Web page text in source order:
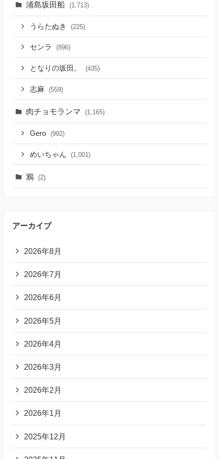
浦島坂田船 (1,713)
うらたぬき (225)
センラ (896)
となりの坂田。 (435)
志麻 (559)
肉チョモランマ (1,165)
Gero (992)
めいちゃん (1,001)
鴉 (2)
アーカイブ
2026年8月
2026年7月
2026年6月
2026年5月
2026年4月
2026年3月
2026年2月
2026年1月
2025年12月